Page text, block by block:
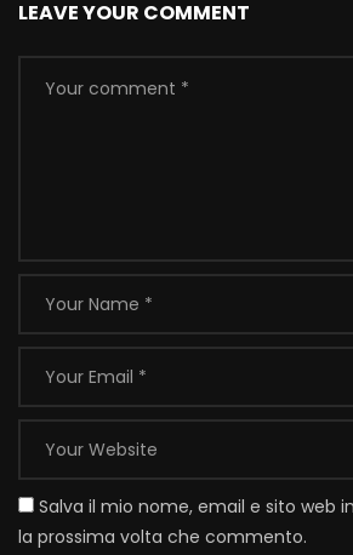
LEAVE YOUR COMMENT
Salva il mio nome, email e sito web
la prossima volta che commento.